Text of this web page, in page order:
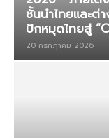
ชั้นนำไทยและต่
ปักหมุดไทยสู่
20 กรกฎาคม 2026